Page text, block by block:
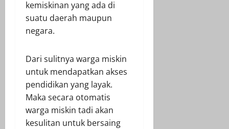
kemiskinan yang ada di
suatu daerah maupun
negara.
Dari sulitnya warga miskin
untuk mendapatkan akses
pendidikan yang layak.
Maka secara otomatis
warga miskin tadi akan
kesulitan untuk bersaing